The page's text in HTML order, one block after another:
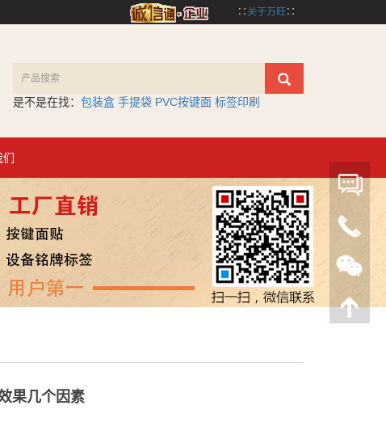
∷ 关于万旺∷
是不是在找： 包装盒 手提袋 PVC按键面 标签印刷
果几个因素